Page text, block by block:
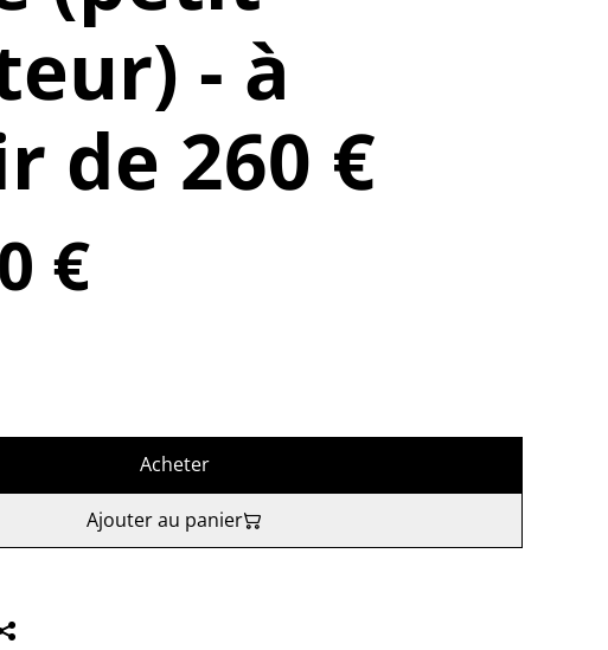
- à
de 260 €
€
Acheter
Ajouter au panier